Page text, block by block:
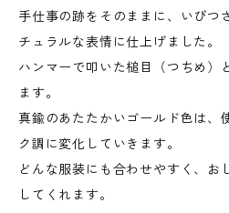
手仕事の跡をそのままに、いびつ
チュラルな表情に仕上げました。
ハンマーで叩いた槌目（つちめ）
ます。
真鍮のあたたかいゴールド色は、
ク調に変化していきます。
どんな服装にも合わせやすく、お
してくれます。